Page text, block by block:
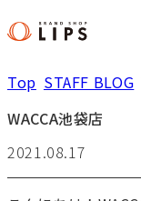
Top STAFF BLOG
WACCA池袋店
2021.08.17